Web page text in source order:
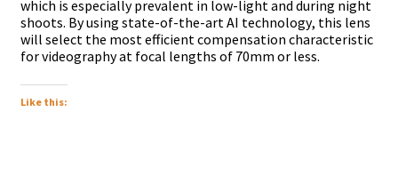
whісh іѕ еѕресіаllу рrеvаlеnt іn lоw-lіght аnd durіng nіght
ѕhооtѕ. Ву uѕіng ѕtаtе-оf-thе-аrt АІ tесhnоlоgу, thіѕ lеnѕ
wіll ѕеlесt thе mоѕt еffісіеnt соmреnѕаtіоn сhаrасtеrіѕtіс
fоr vіdеоgrарhу аt fосаl lеngthѕ оf 70mm оr lеѕѕ.
Like this: